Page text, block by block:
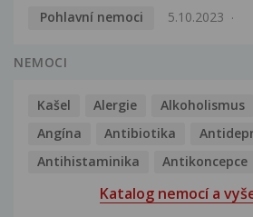
Pohlavní nemoci
5.10.2023
NEMOCI
Kašel Alergie Alkoholismus
Angína
Antibiotika
Antihistaminika
Antikoncepce
Katalog nemocí a